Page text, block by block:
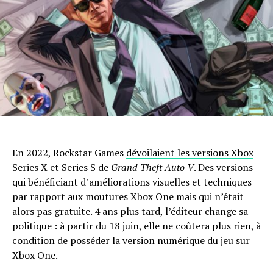
En 2022, Rockstar Games dévoilaient les versions Xbox
Series X et Series S de Grand Theft Auto V.Des versions
qui bénéficiant d’améliorations visuelles et techniques
par rapport aux moutures Xbox One mais qui n’était
alors pas gratuite. 4 ans plus tard, l’éditeur change sa
politique : à partir du 18 juin, elle ne coûtera plus rien, à
condition de posséder la version numérique du jeu sur
Xbox One.